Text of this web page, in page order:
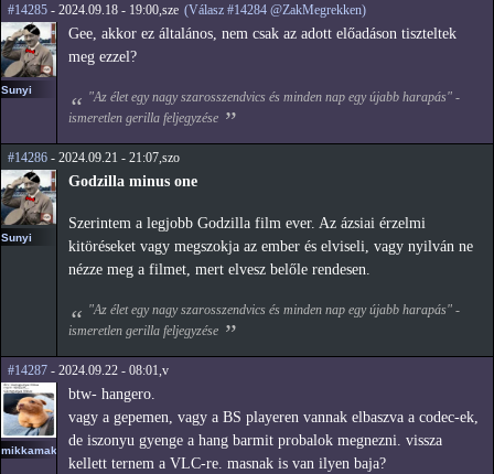
#14285 - 2024.09.18 - 19:00,sze (Válasz #14284 @ZakMegrekken)
Sunyi
Gee, akkor ez általános, nem csak az adott előadáson tiszteltek
meg ezzel?
"Az élet egy nagy szarosszendvics és minden nap egy újabb harapás" -
ismeretlen gerilla feljegyzése
#14286 - 2024.09.21 - 21:07,szo
Sunyi
Godzilla minus one
Szerintem a legjobb Godzilla film ever. Az ázsiai érzelmi
kitöréseket vagy megszokja az ember és elviseli, vagy nyilván ne
nézze meg a filmet, mert elvesz belőle rendesen.
"Az élet egy nagy szarosszendvics és minden nap egy újabb harapás" -
ismeretlen gerilla feljegyzése
#14287 - 2024.09.22 - 08:01,v
mikkamakka
btw- hangero.
vagy a gepemen, vagy a BS playeren vannak elbaszva a codec-ek,
de iszonyu gyenge a hang barmit probalok megnezni. vissza
kellett ternem a VLC-re. masnak is van ilyen baja?